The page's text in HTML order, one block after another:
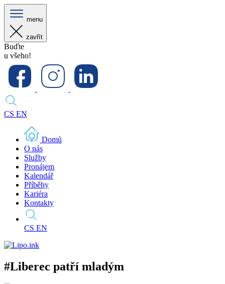
menu
zavřít
Buďte
u všeho!
CS EN
Domů
O nás
Služby
Pronájem
Kalendář
Příběhy
Kariéra
Kontakty
CS EN
#Liberec patří mladým